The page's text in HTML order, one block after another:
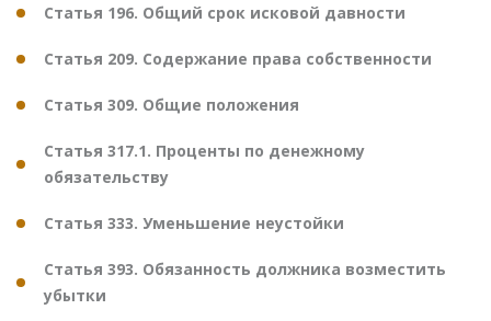
Статья 196. Общий срок исковой давности
Статья 209. Содержание права собственности
Статья 309. Общие положения
Статья 317.1. Проценты по денежному
обязательству
Статья 333. Уменьшение неустойки
Статья 393. Обязанность должника возместить
убытки